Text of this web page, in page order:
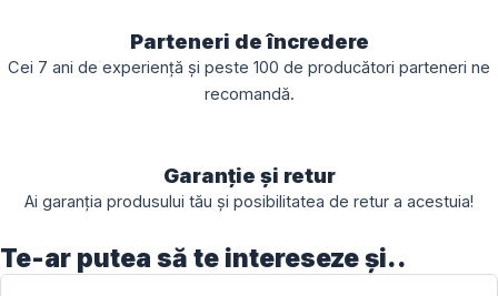
Parteneri de încredere
Cei 7 ani de experiență și peste 100 de producători parteneri ne
recomandă.
Garanție și retur
Ai garanția produsului tău și posibilitatea de retur a acestuia!
Te-ar putea să te intereseze și..